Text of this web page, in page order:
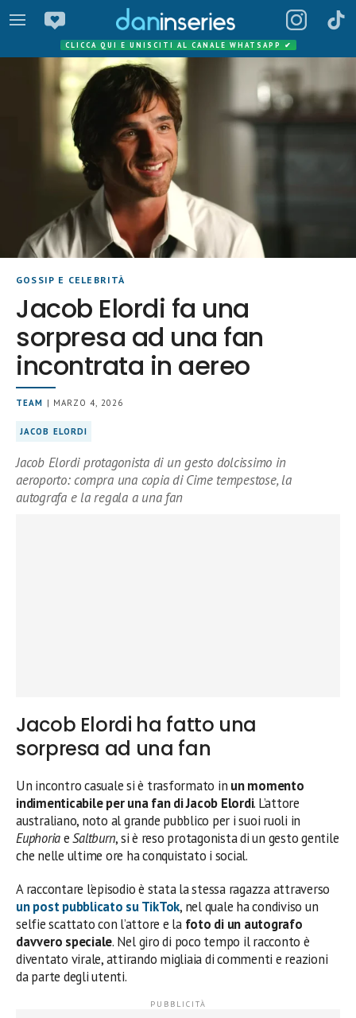
CLICCA QUI E UNISCITI AL CANALE WHATSAPP ✔
GOSSIP E CELEBRITÀ
Jacob Elordi fa una
sorpresa ad una fan
incontrata in aereo
TEAM | MARZO 4, 2026
JACOB ELORDI
Jacob Elordi protagonista di un gesto dolcissimo in
aeroporto: compra una copia di Cime tempestose, la
autografa e la regala a una fan
Jacob Elordi ha fatto una
sorpresa ad una fan
Un incontro casuale si è trasformato in un momento
indimenticabile per una fan di Jacob Elordi. L’attore
australiano, noto al grande pubblico per i suoi ruoli in
EuphoriaeSaltburn, si è reso protagonista di un gesto gentile
che nelle ultime ore ha conquistato i social.
A raccontare l’episodio è stata la stessa ragazza attraverso
un post pubblicato su TikTok, nel quale ha condiviso un
selfie scattato con l’attore e la foto di un autografo
davvero speciale. Nel giro di poco tempo il racconto è
diventato virale, attirando migliaia di commenti e reazioni
da parte degli utenti.